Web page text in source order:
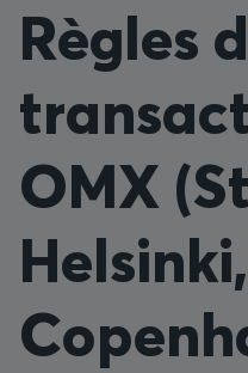
Règles
OMX
Helsinki,